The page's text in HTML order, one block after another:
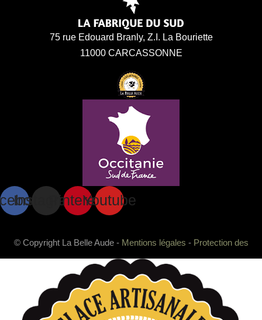
75 rue Edouard Branly, Z.I. La Bouriette
11000 CARCASSONNE
InstagramPinterestYoutube
© Copyright La Belle Aude - Mentions légales - Protection des
données